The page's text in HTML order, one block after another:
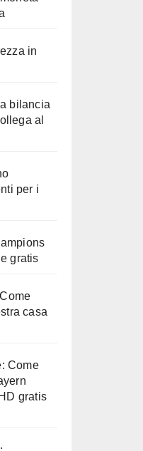
in
bilancia
al
per i
gratis
casa
Come
gratis